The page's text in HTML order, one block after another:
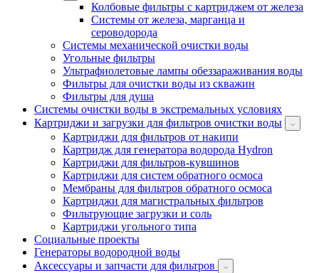
Колбовые фильтры с картриджем от железа
Системы от железа, марганца и
сероводорода
Системы механической очистки воды
Угольные фильтры
Ультрафиолетовые лампы обеззараживания воды
Фильтры для очистки воды из скважин
Фильтры для душа
Системы очистки воды в экстремальных условиях
Картриджи и загрузки для фильтров очистки воды
Картриджи для фильтров от накипи
Картридж для генератора водорода Hydron
Картриджи для фильтров-кувшинов
Картриджи для систем обратного осмоса
Мембраны для фильтров обратного осмоса
Картриджи для магистральных фильтров
Фильтрующие загрузки и соль
Картриджи угольного типа
Социальные проекты
Генераторы водородной воды
Аксессуары и запчасти для фильтров